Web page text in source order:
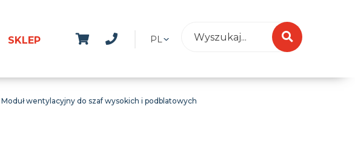
PL
SKLEP
Moduł wentylacyjny do szaf wysokich i podblatowych